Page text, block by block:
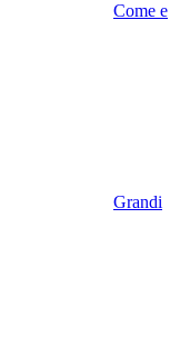
Come e
Grandi